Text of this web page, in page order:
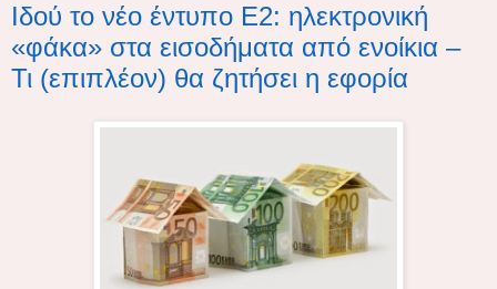
Ιδού το νέο έντυπο Ε2: ηλεκτρονική
«φάκα» στα εισοδήματα από ενοίκια –
Τι (επιπλέον) θα ζητήσει η εφορία